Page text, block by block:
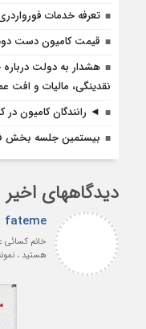
تعرفه خدمات فورواردری
قیمت کامیون دست دوم و
هشدار به دولت
نقدینگی، مالیات و افت
◄ رانندگان کامیون در
بیستمین جلسه بخش
دیدگاههای اخیر
fateme
خانم کسائی
هستید ،